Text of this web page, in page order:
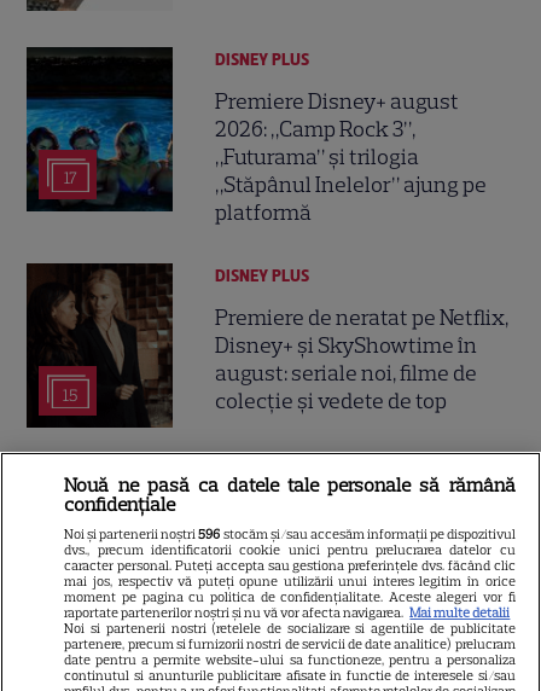
17
DISNEY PLUS
Premiere Disney+ august
2026: „Camp Rock 3”,
„Futurama” și trilogia
„Stăpânul Inelelor” ajung pe
platformă
15
DISNEY PLUS
Premiere de neratat pe Netflix,
Disney+ și SkyShowtime în
august: seriale noi, filme de
colecție și vedete de top
5
CINEMA
înghețata mortală”. Filmul
horror în care copiii devin
criminali după ce mănâncă
înghețată
Nouă ne pasă ca datele tale personale să rămână
confidențiale
Noi și partenerii noștri596 stocăm și/sau accesăm informații pe dispozitivul
dvs., precum identificatorii cookie unici pentru prelucrarea datelor cu
caracter personal. Puteți accepta sau gestiona preferințele dvs. făcând clic
mai jos, respectiv vă puteți opune utilizării unui interes legitim în orice
moment pe pagina cu politica de confidențialitate. Aceste alegeri vor fi
raportate partenerilor noștri și nu vă vor afecta navigarea. Mai multe detalii
Noi si partenerii nostri (retelele de socializare si agentiile de publicitate
partenere, precum si furnizorii nostri de servicii de date analitice) prelucram
date pentru a permite website-ului sa functioneze, pentru a personaliza
continutul si anunturile publicitare afisate in functie de interesele si/sau